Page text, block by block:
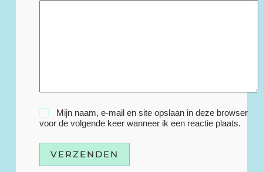
Mijn naam, e-mail en site opslaan in deze browser
voor de volgende keer wanneer ik een reactie plaats.
VERZENDEN